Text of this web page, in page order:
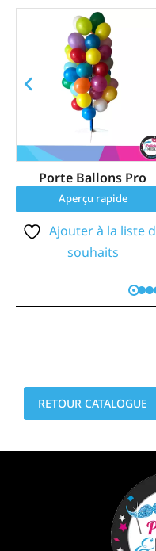
Porte Ballons Pro
Aperçu rapide
Ajouter à la liste
souhaits
RETOUR CATALOGUE